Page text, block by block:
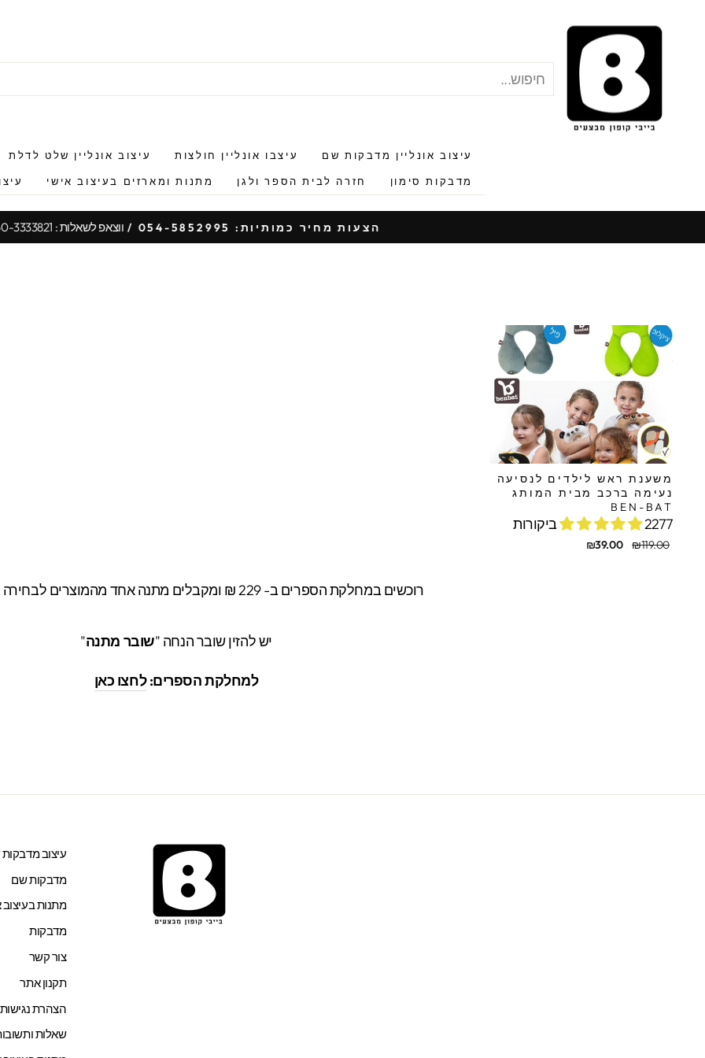
עיצוב אונליין מדבקות שם עיצבו אונליין חולצות עיצוב אונליין שלט לדלת
מדבקות סימון חזרה לבית הספר ולגן מתנות ומארזים בעיצוב אישי
עצור
הצעות מחיר כמותיות: 054-5852995 / ווצאפ לשאלות : 050-3333821
משענת ראש לילדים לנסיעה
נעימה ברכב מבית המותג
BEN-BAT
2277 ביקורות
₪39.00 ₪119.00
רוכשים במחלקת הספרים ב- 229 ₪ ומקבלים מתנה אחד מהמוצרים לבחירה
יש להזין שובר הנחה "שובר מתנה"
למחלקת הספרים:לחצו כאן
עיצוב
מדבקות שם
מתנות בעיצוב
מדבקות
צור קשר
תקנון אתר
הצהרת נגישות
שאלות